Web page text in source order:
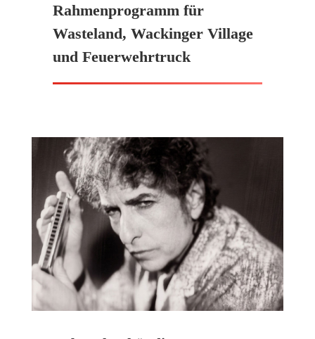
Rahmenprogramm für
Wasteland, Wackinger Village
und Feuerwehrtruck